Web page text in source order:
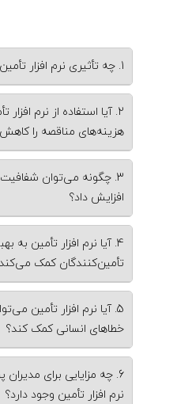
1. چه تأثیری نرم‌ افزار تأمین بر مناقصه دارد؟
2. آیا استفاده از نرم‌
هزینه‌های مناقصه را
3. چگونه می‌توان شفافیت
افزایش داد؟
4. آیا نرم‌ افزار تأمین به
تأمین‌کنندگان کمک
5. آیا نرم‌ افزار تأمین
خطاهای انسانی کمک کند؟
6. چه مزایایی برای مدیران
نرم‌ افزار تأمین وجود دارد؟